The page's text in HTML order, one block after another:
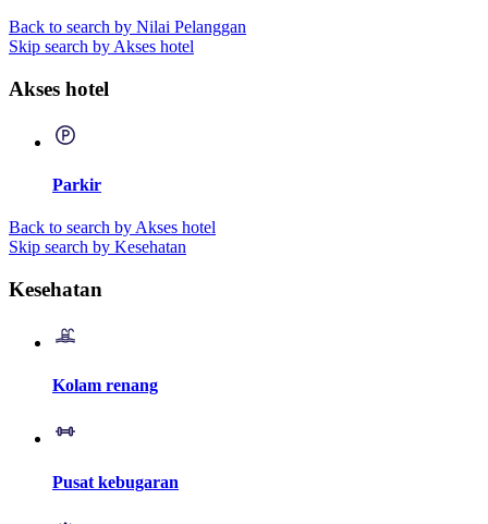
Back to search by Nilai Pelanggan
Skip search by Akses hotel
Akses hotel
Parkir
Back to search by Akses hotel
Skip search by Kesehatan
Kesehatan
Kolam renang
Pusat kebugaran